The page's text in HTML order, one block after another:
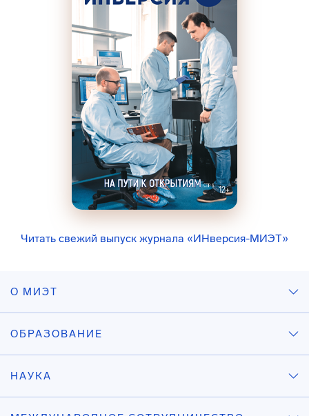
Читать свежий выпуск журнала «ИНверсия-МИЭТ»
О МИЭТ
ОБРАЗОВАНИЕ
НАУКА